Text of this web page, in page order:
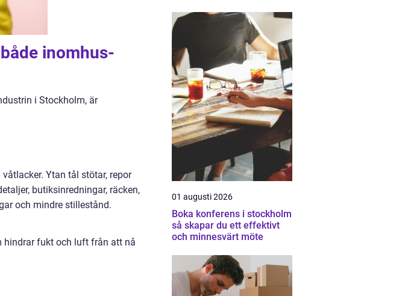
inomhus-
i Stockholm, är
Ytan tål stötar, repor
butiksinredningar, räcken,
och mindre stillestånd.
hindrar fukt och luft från att nå
01 augusti 2026
Boka konferens i stockholm
så skapar du ett effektivt
och minnesvärt möte